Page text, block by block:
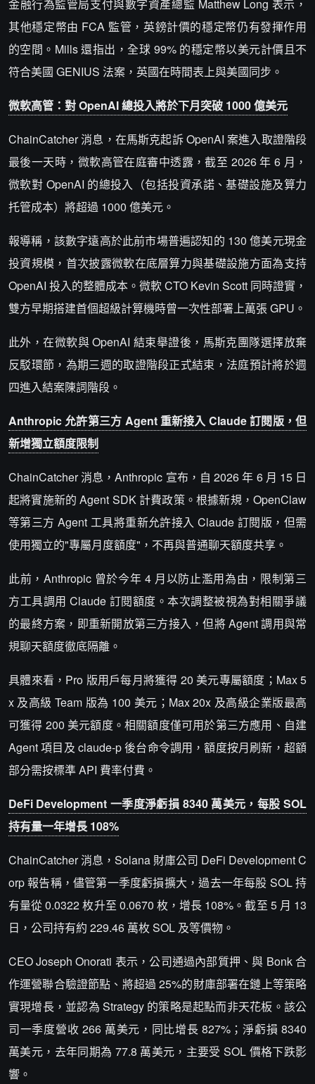
金融行為監管局支付與數字資產總監 Matthew Long 表示，
其他穩定幣由 FCA 監管，英鎊計價的穩定幣仍有發揮作用
的空間。Mills 還指出，全球 99% 的穩定幣以美元計價且不
符合美國 GENIUS 法案，英國在時間表上與美國同步。
微軟高管：對 OpenAI 總投入將於下月突破 1000 億美元
ChainCatcher 消息，在馬斯克起訴 OpenAI 案進入取證階段
最後一天時，微軟高管在庭審中透露，截至 2026 年 6 月，
微軟對 OpenAI 的總投入（包括投資承諾、基礎設施及算力
托管成本）將超過 1000 億美元。
報導稱，該數字遠高於此前市場普遍認知的 130 億美元現金
投資規模，首次披露微軟在底層算力與基礎設施方面為支持
OpenAI 投入的整體成本。微軟 CTO Kevin Scott 同時證實，
雙方早期搭建首個超級計算機時曾一次性部署上萬張 GPU。
此外，在微軟與 OpenAI 結束舉證後，馬斯克團隊選擇放棄
反駁環節，為期三週的取證階段正式結束，法庭預計將於週
四進入結案陳詞階段。
Anthropic 允許第三方 Agent 重新接入 Claude 訂閱版，但
新增獨立額度限制
ChainCatcher 消息，Anthropic 宣布，自 2026 年 6 月 15 日
起將實施新的 Agent SDK 計費政策。根據新規，OpenClaw
等第三方 Agent 工具將重新允許接入 Claude 訂閱版，但需
使用獨立的"專屬月度額度"，不再與普通聊天額度共享。
此前，Anthropic 曾於今年 4 月以防止濫用為由，限制第三
方工具調用 Claude 訂閱額度。本次調整被視為對相關爭議
的最終方案，即重新開放第三方接入，但將 Agent 調用與常
規聊天額度徹底隔離。
具體來看，Pro 版用戶每月將獲得 20 美元專屬額度；Max 5
x 及高級 Team 版為 100 美元；Max 20x 及高級企業版最高
可獲得 200 美元額度。相關額度僅可用於第三方應用、自建
Agent 項目及 claude-p 後台命令調用，額度按月刷新，超額
部分需按標準 API 費率付費。
DeFi Development 一季度淨虧損 8340 萬美元，每股 SOL
持有量一年增長 108%
ChainCatcher 消息，Solana 財庫公司 DeFi Development C
orp 報告稱，儘管第一季度虧損擴大，過去一年每股 SOL 持
有量從 0.0322 枚升至 0.0670 枚，增長 108%。截至 5 月 13
日，公司持有約 229.46 萬枚 SOL 及等價物。
CEO Joseph Onorati 表示，公司通過內部質押、與 Bonk 合
作運營聯合驗證節點、將超過 25%的財庫部署在鏈上等策略
實現增長，並認為 Strategy 的策略是起點而非天花板。該公
司一季度營收 266 萬美元，同比增長 827%；淨虧損 8340
萬美元，去年同期為 77.8 萬美元，主要受 SOL 價格下跌影
響。